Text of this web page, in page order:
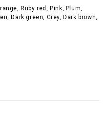
Ruby red, Pink, Plum,
Dark green, Grey, Dark brown,